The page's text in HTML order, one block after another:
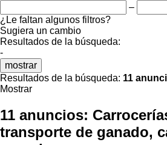
–
¿Le faltan algunos filtros?
Sugiera un cambio
Resultados de la búsqueda:
-
mostrar
Resultados de la búsqueda: 11
Mostrar
11 anuncios:
transporte de ganado,